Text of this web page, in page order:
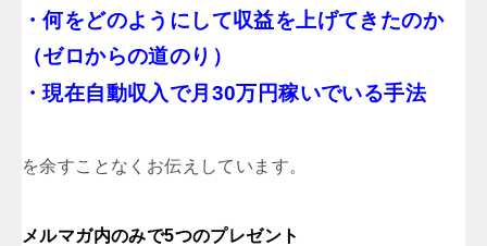
・何をどのようにして収益を上げてきたのか
（ゼロからの道のり）
・現在自動収入で月30万円稼いでいる手法
を余すことなくお伝えしています。
メルマガ内のみで5つのプレゼント